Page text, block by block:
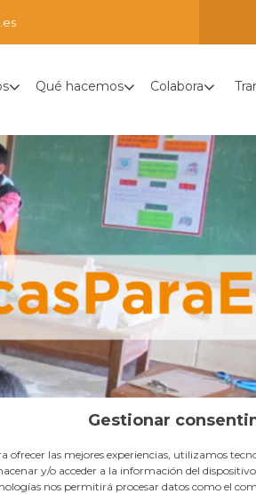
Gestionar
ofrecer las mejores experiencias, utilizamos
y/o acceder a la información del
nos permitirá procesar datos como el
Qué hacemos Colabora